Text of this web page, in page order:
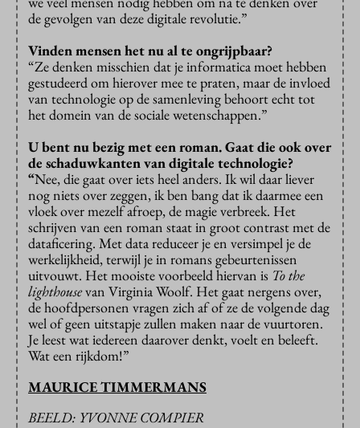
de gevolgen van deze digitale revolutie.”
Vinden mensen het nu al te ongrijpbaar?
“Ze denken misschien dat je informatica moet hebben
gestudeerd om hierover mee te praten, maar de invloed
van technologie op de samenleving behoort echt tot
het domein van de sociale wetenschappen.”
U bent nu bezig met een roman. Gaat die ook over
de schaduwkanten van digitale technologie?
“Nee, die gaat over iets heel anders. Ik wil daar liever
nog niets over zeggen, ik ben bang dat ik daarmee een
vloek over mezelf afroep, de magie verbreek. Het
schrijven van een roman staat in groot contrast met de
dataficering. Met data reduceer je en versimpel je de
werkelijkheid, terwijl je in romans gebeurtenissen
uitvouwt. Het mooiste voorbeeld hiervan is To the
lighthousevan Virginia Woolf. Het gaat nergens over,
de hoofdpersonen vragen zich af of ze de volgende dag
wel of geen uitstapje zullen maken naar de vuurtoren.
Je leest wat iedereen daarover denkt, voelt en beleeft.
Wat een rijkdom!”
MAURICE TIMMERMANS
BEELD: YVONNE COMPIER